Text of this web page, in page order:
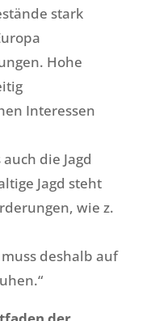
stark
Hohe
Interessen
die Jagd
Jagd steht
wie z.
deshalb auf